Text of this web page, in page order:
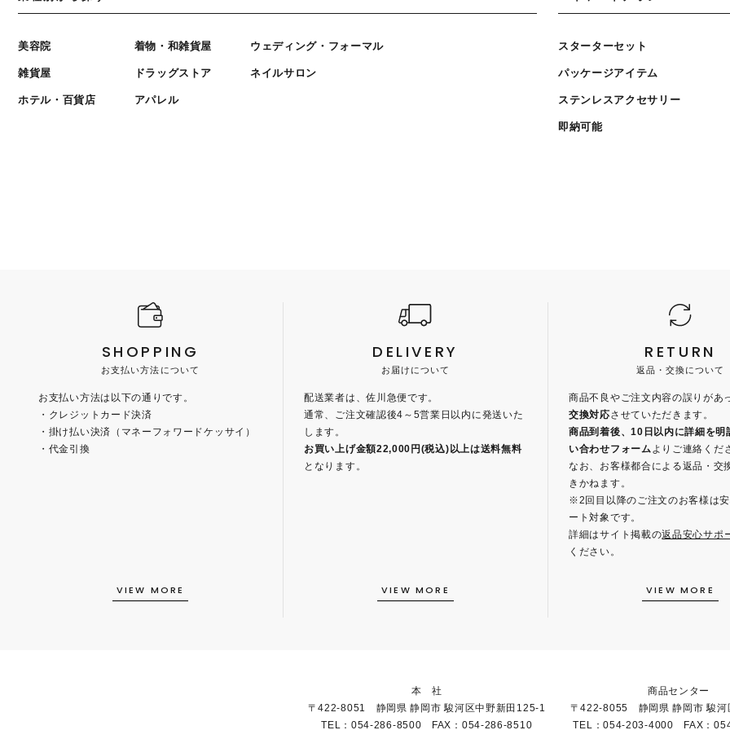
美容院
雑貨屋
ホテル・百貨店
着物・和雑貨屋
ドラッグストア
アパレル
ウェディング・フォーマル
ネイルサロン
スターターセット
パッケージアイテム
ステンレスアクセサリー
即納可能
SHOPPING
お支払い方法について
お支払い方法は以下の通りです。
・クレジットカード決済
・掛け払い決済（マネーフォワードケッサイ）
・代金引換
VIEW MORE
DELIVERY
お届けについて
配送業者は、佐川急便です。
通常、ご注文確認後4～5営業日以内に発送いた
します。
お買い上げ金額22,000円(税込)以上は送料無料
となります。
VIEW MORE
RETURN
返品・交換について
商品不良やご注文内容の誤りがあ
交換対応させていただきます。
商品到着後、10日以内に詳細を明
い合わせフォーム よりご連絡くだ
なお、お客様都合による返品・交
きかねます。
※2回目以降のご注文のお客様は
ート対象です。
詳細はサイト掲載の返品安心サポ
ください。
VIEW MORE
本 社
〒422-8051 静岡県 静岡市 駿河区中野新田125-1
TEL：054-286-8500 FAX：054-286-8510
商品センター
〒422-8055 静岡県 静岡市 駿河
TEL：054-203-4000 FAX：